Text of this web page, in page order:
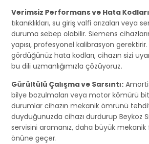
Verimsiz Performans ve Hata
tıkanıklıkları, su giriş valfi arızaları veya
duruma sebep olabilir. Siemens
yapısı, profesyonel kalibrasyon
gördüğünüz hata kodları, cihazın sizi
bu dili uzmanlığımızla çözüyoruz.
Gürültülü Çalışma ve Sarsıntı:
bilye bozulmaları veya motor kömürü
durumlar cihazın mekanik ömrünü
duyduğunuzda cihazı durdurup Beykoz
servisini aramanız, daha büyük
önüne geçer.